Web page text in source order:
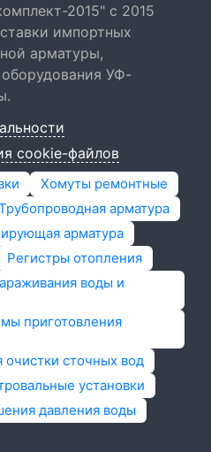
2015" с 2015
импортных
арматуры,
УФ-
cookie-файлов
Хомуты ремонтные
арматура
арматура
Регистры отопления
воды и
приготовления
очистки сточных вод
установки
давления воды